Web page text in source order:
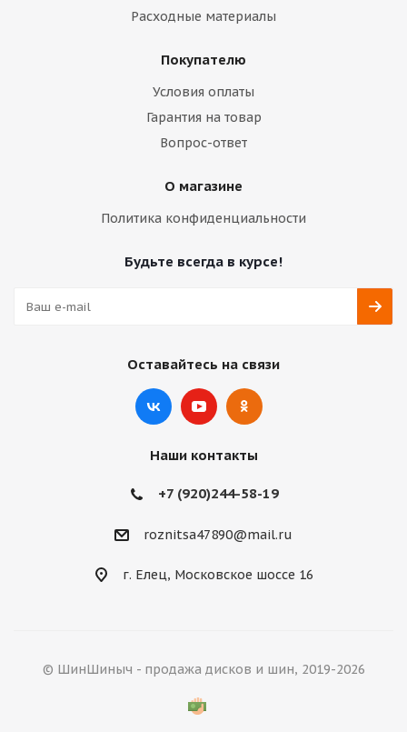
Расходные материалы
Покупателю
Условия оплаты
Гарантия на товар
Вопрос-ответ
О магазине
Политика конфиденциальности
Будьте всегда в курсе!
Оставайтесь на связи
Наши контакты
+7 (920)244-58-19
roznitsa47890@mail.ru
г. Елец, Московское шоссе 16
© ШинШиныч - продажа дисков и шин, 2019-2026